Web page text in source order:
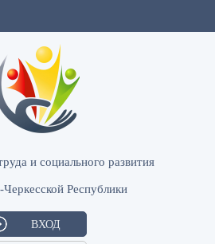
и социального развития
Черкесской Республики
ВХОД